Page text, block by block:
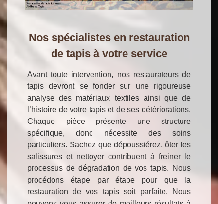
Nos spécialistes en restauration
de tapis à votre service
Avant toute intervention, nos restaurateurs de
tapis devront se fonder sur une rigoureuse
analyse des matériaux textiles ainsi que de
l’histoire de votre tapis et de ses détériorations.
Chaque pièce présente une structure
spécifique, donc nécessite des soins
particuliers. Sachez que dépoussiérez, ôter les
salissures et nettoyer contribuent à freiner le
processus de dégradation de vos tapis. Nous
procédons étape par étape pour que la
restauration de vos tapis soit parfaite. Nous